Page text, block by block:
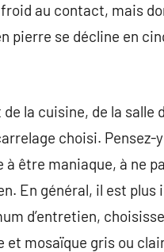
au contact, mais
pierre se décline en
de la cuisine, de la
choisi. Pensez-
à être maniaque, à ne
En général, il est
d’entretien,
et mosaïque gris ou